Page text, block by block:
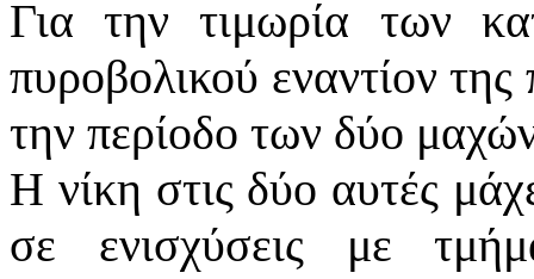
Για την τιμωρία των
πυροβολικού εναντίον
την περίοδο των δύο
Η νίκη στις δύο αυτές
σε ενισχύσεις με